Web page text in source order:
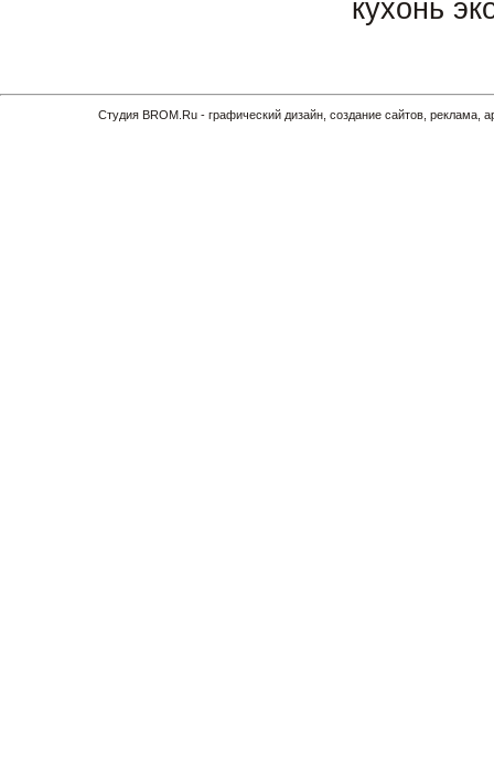
кухонь
Cтудия BROM.Ru - графический дизайн, создание сайтов,